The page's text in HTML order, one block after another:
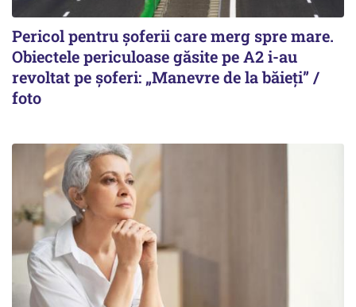
Pericol pentru șoferii care merg spre mare.
Obiectele periculoase găsite pe A2 i-au
revoltat pe șoferi: „Manevre de la băieți” /
foto